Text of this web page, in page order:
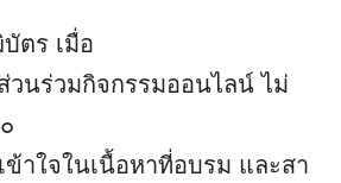
ตร เมื่อ
วนร่วมกิจกรรมออนไลน์ ไม่
ข้าใจในเนื้อหาที่อบรม และสา